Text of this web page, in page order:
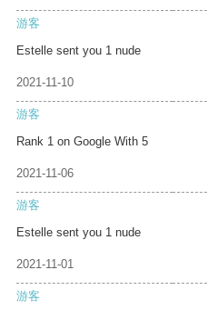
游客
Estelle sent you 1 nude
2021-11-10
游客
Rank 1 on Google With 5
2021-11-06
游客
Estelle sent you 1 nude
2021-11-01
游客